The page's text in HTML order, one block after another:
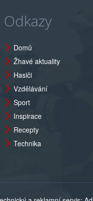
Odkazy
Domů
Žhavé aktuality
Hasiči
Vzdělávání
Sport
Inspirace
Recepty
Technika